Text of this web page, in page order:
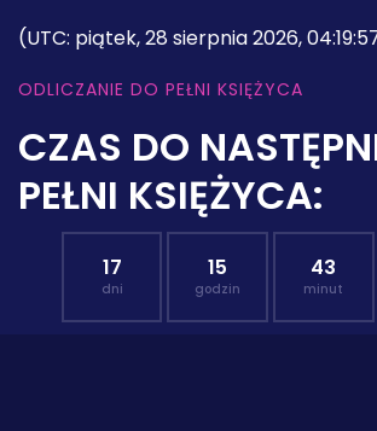
(UTC: piątek, 28 sierpnia 2026,
ODLICZANIE DO PEŁNI KSIĘŻYCA
CZAS DO
PEŁNI KSIĘŻYCA:
17
dni
15
godzin
43
minut